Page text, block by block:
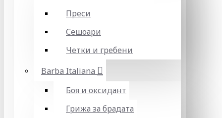
Преси
Сешоари
Четки и гребени
Barba Italiana
Боя и оксидант
Грижа за брадата